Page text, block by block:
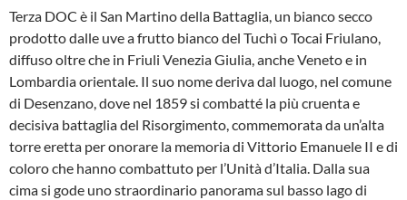
Terza DOC è il San Martino della Battaglia, un bianco secco
prodotto dalle uve a frutto bianco del Tuchì o Tocai Friulano,
diffuso oltre che in Friuli Venezia Giulia, anche Veneto e in
Lombardia orientale. Il suo nome deriva dal luogo, nel comune
di Desenzano, dove nel 1859 si combatté la più cruenta e
decisiva battaglia del Risorgimento, commemorata da un’alta
torre eretta per onorare la memoria di Vittorio Emanuele II e di
coloro che hanno combattuto per l’Unità d’Italia. Dalla sua
cima si gode uno straordinario panorama sul basso lago di